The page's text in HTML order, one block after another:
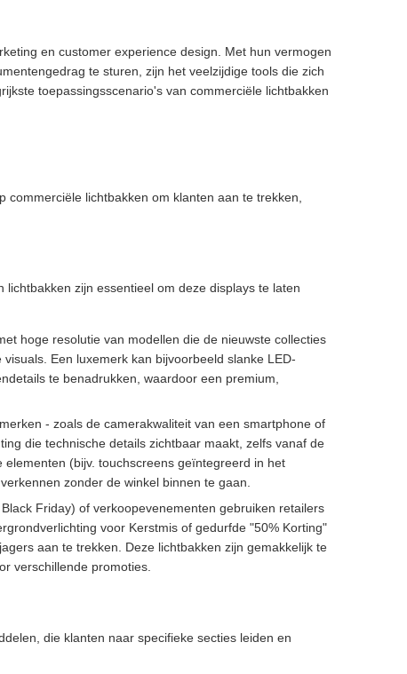
en customer experience design. Met hun vermogen
te sturen, zijn het veelzijdige tools die zich
toepassingsscenario's van commerciële lichtbakken
lichtbakken om klanten aan te trekken,
zijn essentieel om deze displays te laten
hoge resolutie van modellen die de nieuwste collecties
Een luxemerk kan bijvoorbeeld slanke LED-
te benadrukken, waardoor een premium,
- zoals de camerakwaliteit van een smartphone of
die technische details zichtbaar maakt, zelfs vanaf de
(bijv. touchscreens geïntegreerd in het
zonder de winkel binnen te gaan.
Friday) of verkoopevenementen gebruiken retailers
voor Kerstmis of gedurfde "50% Korting"
aan te trekken. Deze lichtbakken zijn gemakkelijk te
verschillende promoties.
die klanten naar specifieke secties leiden en